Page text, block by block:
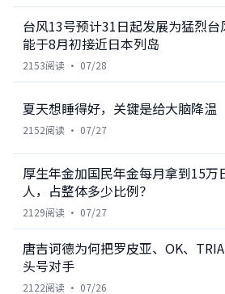
台风13号预计31日起发展为猛烈台
能于8月初接近日本列岛
2153阅读 · 07/28
夏天想睡得好，关键是给大脑降温
2152阅读 · 07/27
厚生年金加国民年金每月拿到15万
人，占整体多少比例？
2129阅读 · 07/27
唐吉诃德为何把罗皮亚、OK、
头号对手
2122阅读 · 07/26